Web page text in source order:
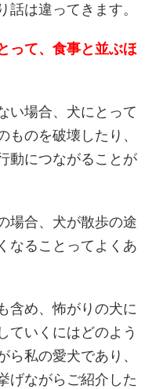
は違ってきます。
って、食事と並ぶほ
い場合、犬にとって
ものを破壊したり、
動につながることが
場合、犬が散歩の途
なることってよくあ
含め、怖がりの犬に
ていくにはどのよう
私の愛犬であり、
げながらご紹介した